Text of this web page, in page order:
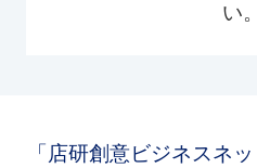
い。
「店研創意ビジネスネ